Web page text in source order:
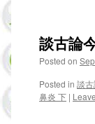
談古論
Posted on
Posted in 談
鼻炎 下 |